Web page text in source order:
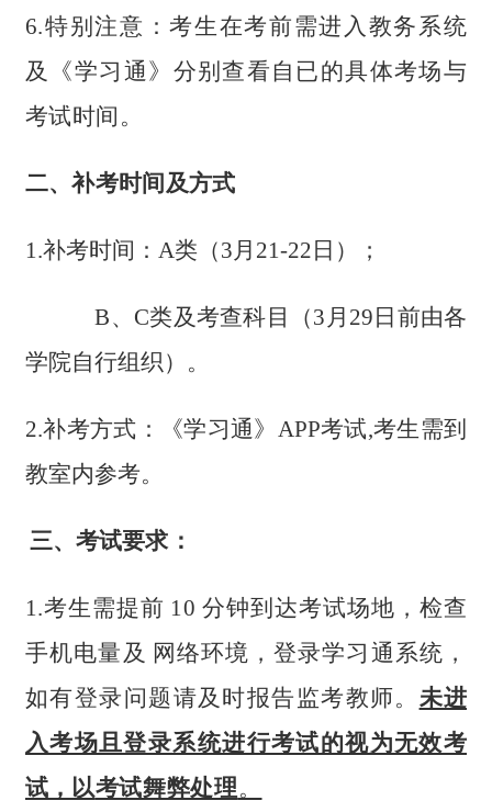
6.特别注意：考生在考前需进入教务系统
及《学习通》 分别查看自已的具体考场与
考试时间。
二、补考时间及方式
1.补考时间：A类（3 月 21-22 日 ）；
B、C类及考查科目（3 月 29 日前由各
学院自行组织）。
2.补考方式：《学习通》APP考试,考生需到
教室内参考。
三、考试要求：
1.考生需提前 10 分钟到达考试场地，检查
手机电量及 网络环境，登录学习通系统，
如有登录问题请及时报告监考教师。 未进
入考场且登录系统进行考试的视为无效考
试，以考试舞弊处理。